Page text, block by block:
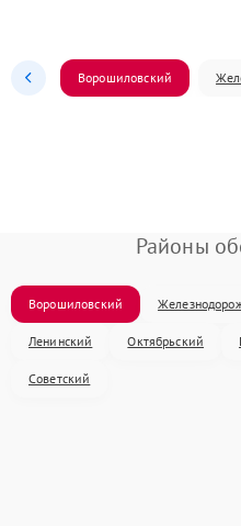
Ворошиловский
Районы
Ворошиловский
Ленинский Октябрьский
Советский